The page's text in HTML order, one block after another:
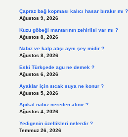
Çapraz bağ kopması kalıcı hasar bırakır mı ?
Ağustos 9, 2026
Kuzu göbeği mantarının zehirlisi var mı ?
Ağustos 8, 2026
Nabız ve kalp atışı aynı şey midir ?
Ağustos 8, 2026
Eski Türkçede agu ne demek ?
Ağustos 6, 2026
Ayaklar için sıcak suya ne konur ?
Ağustos 5, 2026
Apikal nabız nereden alınır ?
Ağustos 4, 2026
Yedigenin özellikleri nelerdir ?
Temmuz 26, 2026